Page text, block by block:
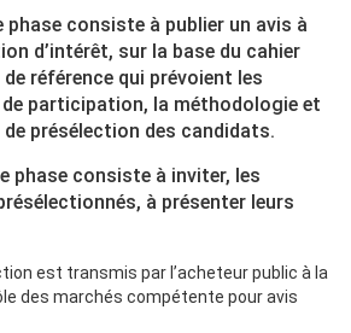
phase consiste à publier un avis à
d’intérêt, sur la base du cahier
référence qui prévoient les
participation, la méthodologie et
de présélection des candidats.
phase consiste à inviter, les
à présenter leurs
est transmis par l’acheteur public à la
des marchés compétente pour avis